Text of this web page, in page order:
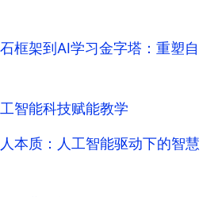
框架到AI学习金字塔：重塑自
智能科技赋能教学
本质：人工智能驱动下的智慧